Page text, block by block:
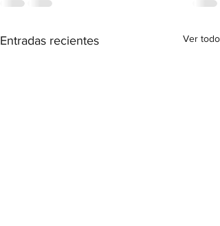
Entradas recientes Ver todo